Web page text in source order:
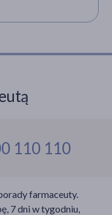
że powinien zacząć
z piersi? Na
szukać
sprawdzonych
110 110
farmaceuty.
7 dni w tygodniu,